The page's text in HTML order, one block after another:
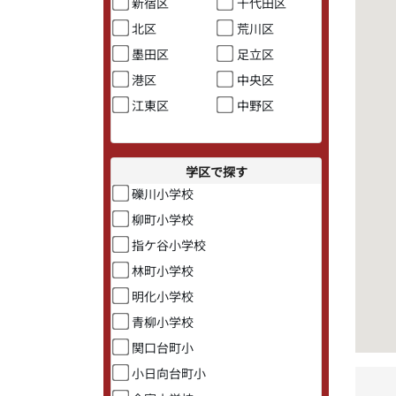
北区
荒川区
墨田区
足立区
港区
中央区
江東区
中野区
学区で探す
礫川小学校
柳町小学校
指ケ谷小学校
林町小学校
明化小学校
青柳小学校
関口台町小
小日向台町小